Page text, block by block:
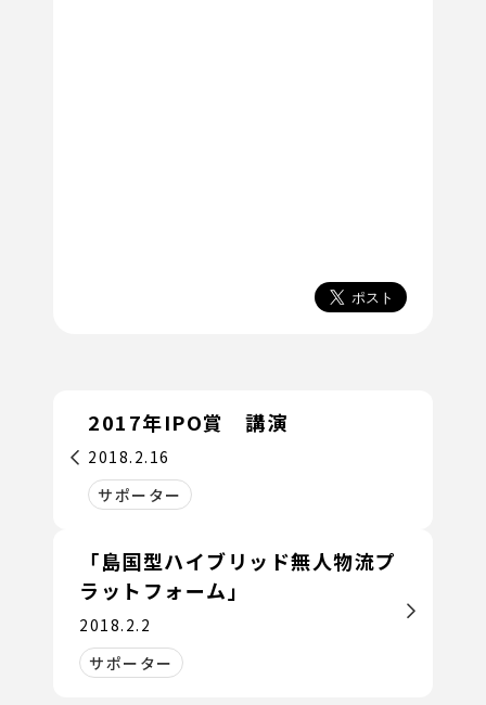
2017年IPO賞 講演
2018.2.16
サポーター
「島国型ハイブリッド無人物流プ
ラットフォーム」
2018.2.2
サポーター